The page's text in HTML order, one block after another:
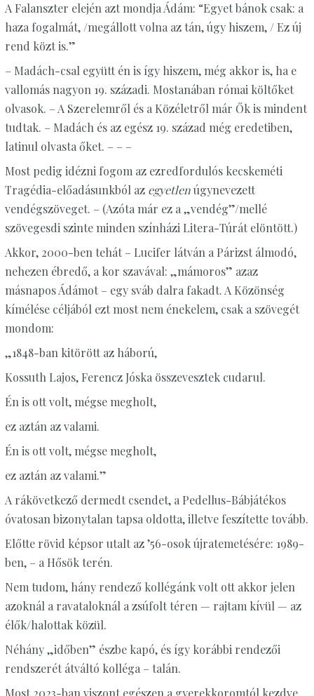
A Falanszter elején azt mondja Ádám: “Egyet bánok csak: a
haza fogalmát, /megállott volna az tán, úgy hiszem, / Ez új
rend közt is.”
– Madách-csal együtt én is így hiszem, még akkor is, ha e
vallomás nagyon 19. századi. Mostanában római költőket
olvasok. – A Szerelemről és a Közéletről már Ők is mindent
tudtak. – Madách és az egész 19. század még eredetiben,
latinul olvasta őket. – – –
Most pedig idézni fogom az ezredfordulós kecskeméti
Tragédia-előadásunkból az egyetlenúgynevezett
vendégszöveget. – (Azóta már ez a „vendég”/mellé
szövegesdi szinte minden színházi Litera-Túrát elöntött.)
Akkor, 2000-ben tehát – Lucifer látván a Párizst álmodó,
nehezen ébredő, a kor szavával: „mámoros” azaz
másnapos Ádámot – egy sváb dalra fakadt. A Közönség
kímélése céljából ezt most nem énekelem, csak a szövegét
mondom:
„1848-ban kitörött az háború,
Kossuth Lajos, Ferencz Jóska összevesztek cudarul.
Én is ott volt, mégse megholt,
ez aztán az valami.
Én is ott volt, mégse megholt,
ez aztán az valami.”
A rákövetkező dermedt csendet, a Pedellus-Bábjátékos
óvatosan bizonytalan tapsa oldotta, illetve feszítette tovább.
Előtte rövid képsor utalt az’56-osok újratemetésére: 1989-
ben, – a Hősök terén.
Nem tudom, hány rendező kollégánk volt ott akkor jelen
azoknál a ravataloknál a zsúfolt téren — rajtam kívül — az
élők/halottak közül.
Néhány „időben” észbe kapó, és így korábbi rendezői
rendszerét átváltó kolléga – talán.